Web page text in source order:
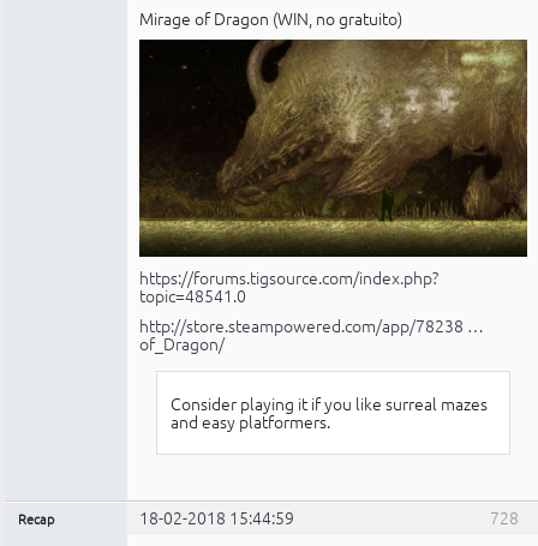
Mirage of Dragon (WIN, no gratuito)
https://forums.tigsource.com/index.php?
topic=48541.0
http://store.steampowered.com/app/78238 …
of_Dragon/
Consider playing it if you like surreal mazes
and easy platformers.
728
Recap 18-02-2018 15:44:59